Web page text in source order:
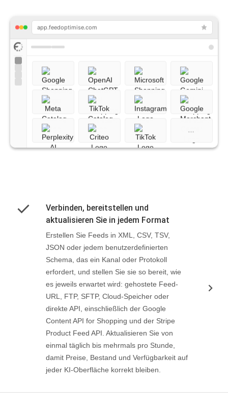
app.feedoptimise.com
…
Die
Feedoptimise-
Plattform
verteilt
Produktdaten
Google
andere
Werbekanäle
Verbinden, bereitstellen und
aktualisieren Sie in jedem Format
Erstellen Sie Feeds in XML, CSV, TSV,
JSON oder jedem benutzerdefinierten
Schema, das ein Kanal oder Protokoll
erfordert, und stellen Sie sie so bereit, wie
es jeweils erwartet wird: gehostete Feed-
URL, FTP, SFTP, Cloud-Speicher oder
direkte API, einschließlich der Google
Content API for Shopping und der Stripe
Product Feed API. Aktualisieren Sie von
einmal täglich bis mehrmals pro Stunde,
damit Preise, Bestand und Verfügbarkeit auf
jeder KI-Oberfläche korrekt bleiben.